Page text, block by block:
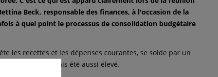
Beck, responsable des finances, à l'occasion de la
à quel point le processus de consolidation budgétaire
les recettes et les dépenses courantes, se solde par un
il n'a jamais été aussi élevé.